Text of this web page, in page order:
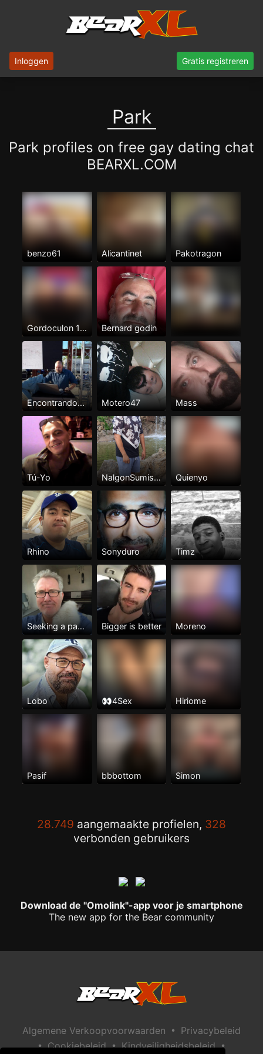
Inloggen Gratis registreren
Park
Park profiles on free gay dating chat
BEARXL.COM
benzo61 Alicantinet Pakotragon
Gordoculon 100%pasivo Bernard godin
Encontrando... Motero47 Mass
Tú-Yo NalgonSumisoTenerife Quienyo
Rhino Sonyduro Timz
Seeking a partner Bigger is better Moreno
Lobo 👀4Sex Hiriome
Pasif bbbottom Simon
28.749 aangemaakte profielen, 328
verbonden gebruikers
Download de "Omolink"-app voor je smartphone
The new app for the Bear community
Algemene Verkoopvoorwaarden • Privacybeleid
• Cookiebeleid • Kindveiligheidsbeleid •